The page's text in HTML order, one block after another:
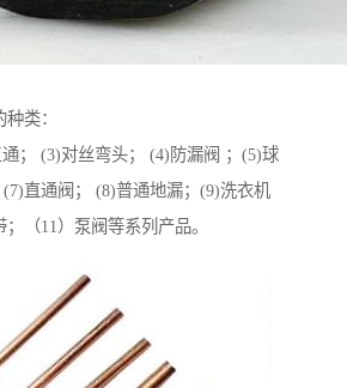
类：
； (3)对丝弯头； (4)防漏阀 ；(5)球
直通阀； (8)普通地漏；(9)洗衣机
（11）泵阀等系列产品。